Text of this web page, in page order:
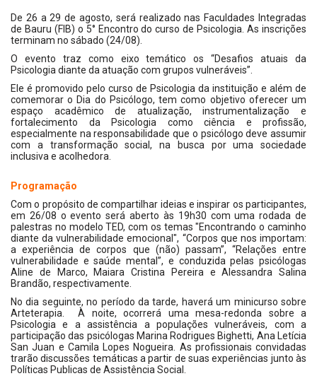
De 26 a 29 de agosto, será realizado nas Faculdades Integradas
de Bauru (FIB) o 5° Encontro do curso de Psicologia. As inscrições
terminam no sábado (24/08).
O evento traz como eixo temático os “Desafios atuais da
Psicologia diante da atuação com grupos vulneráveis”.
Ele é promovido pelo curso de Psicologia da instituição e além de
comemorar o Dia do Psicólogo, tem como objetivo oferecer um
espaço acadêmico de atualização, instrumentalização e
fortalecimento da Psicologia como ciência e profissão,
especialmente na responsabilidade que o psicólogo deve assumir
com a transformação social, na busca por uma sociedade
inclusiva e acolhedora.
Programação
Com o propósito de compartilhar ideias e inspirar os participantes,
em 26/08 o evento será aberto às 19h30 com uma rodada de
palestras no modelo TED, com os temas "Encontrando o caminho
diante da vulnerabilidade emocional", “Corpos que nos importam:
a experiência de corpos que (não) passam”, “Relações entre
vulnerabilidade e saúde mental”, e conduzida pelas psicólogas
Aline de Marco, Maiara Cristina Pereira e Alessandra Salina
Brandão, respectivamente.
No dia seguinte, no período da tarde, haverá um minicurso sobre
Arteterapia. À noite, ocorrerá uma mesa-redonda sobre a
Psicologia e a assistência a populações vulneráveis, com a
participação das psicólogas Marina Rodrigues Bighetti, Ana Letícia
San Juan e Camila Lopes Nogueira. As profissionais convidadas
trarão discussões temáticas a partir de suas experiências junto às
Políticas Publicas de Assistência Social.